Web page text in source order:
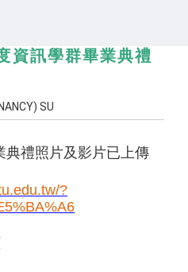
資訊學群畢業典禮
SU
典禮照片及影片已上傳
?